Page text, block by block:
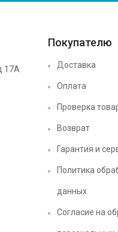
17А
Покупателю
Доставка
Оплата
Проверка
Возврат
Гарантия и
Политика
данных
Согласие на